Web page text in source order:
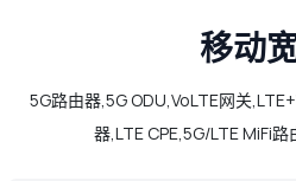
移动
5G路由器,5G ODU,VoLTE网关
器,LTE CPE,5G/LTE MiFi